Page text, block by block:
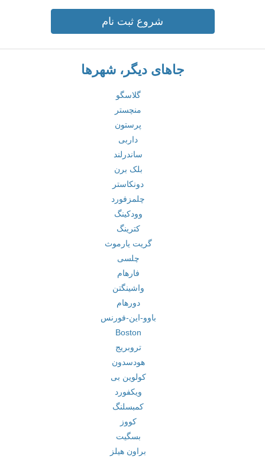
شروع ثبت نام
جاهای دیگر، شهرها
گلاسگو
منچستر
پرستون
داربی
ساندرلند
بلک برن
دونکاستر
چلمزفورد
وودکینگ
کترینگ
گریت یارموث
چلسی
فارهام
واشینگتن
دورهام
باوو-این-فورنس
Boston
تروبریج
هودسدون
کولوین بی
ویکفورد
کمبسلنگ
کووز
بسگیت
براون هیلز